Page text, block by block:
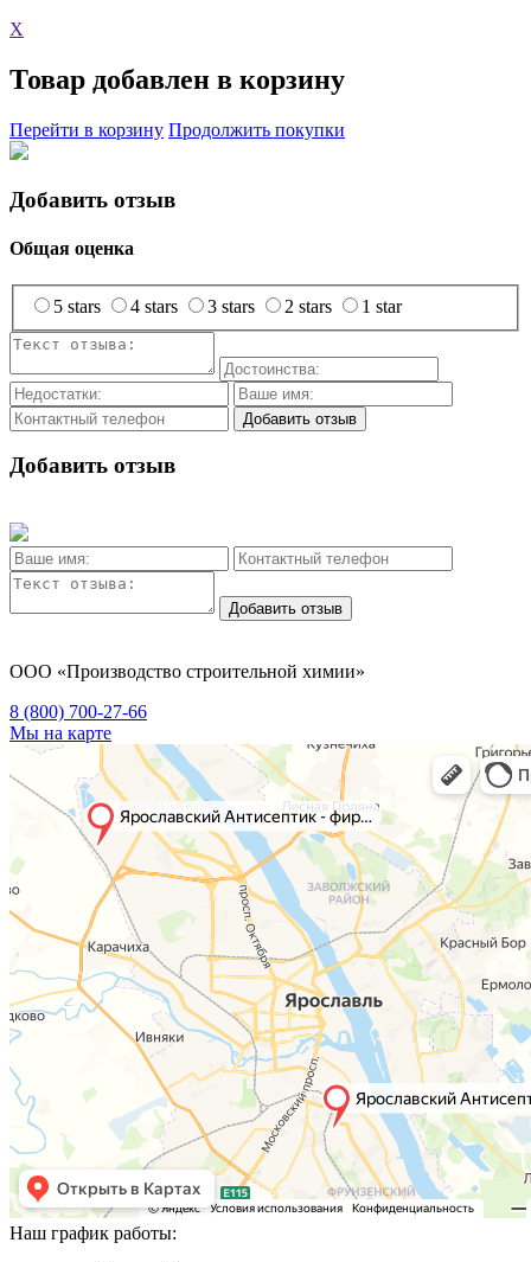
X
Товар добавлен в корзину
Перейти в корзину Продолжить покупки
Добавить отзыв
Общая оценка
5 stars 4 stars 3 stars 2 stars 1 star
Добавить отзыв
Добавить отзыв
Добавить отзыв
ООО «Производство строительной химии»
8 (800) 700-27-66
Мы на карте
Наш график работы: